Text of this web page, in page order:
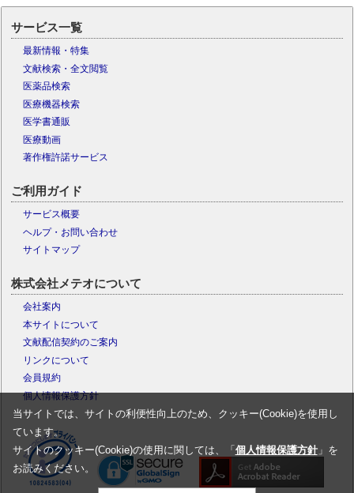
サービス一覧
最新情報・特集
文献検索・全文閲覧
医薬品検索
医療機器検索
医学書通販
医療動画
著作権許諾サービス
ご利用ガイド
サービス概要
ヘルプ・お問い合わせ
サイトマップ
株式会社メテオについて
会社案内
本サイトについて
文献配信契約のご案内
リンクについて
会員規約
個人情報保護方針
当サイトでは、サイトの利便性向上のため、クッキー(Cookie)を使用し
ています。
サイトのクッキー(Cookie)の使用に関しては、「 個人情報保護方針」を
お読みください。